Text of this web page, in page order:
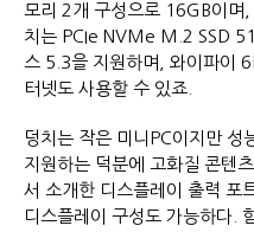
모리 2개 구성으로 16GB이며
치는 PCIe NVMe M.2 SSD
스 5.3을 지원하며, 와이파이
터넷도 사용할 수 있죠.
덩치는 작은 미니PC이지만 성
지원하는 덕분에 고화질 콘텐
서 소개한 디스플레이 출력 포
디스플레이 구성도 가능하다.